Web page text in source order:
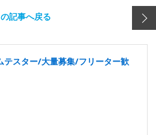
の記事へ戻る
テスター/大量募集/フリーター歓